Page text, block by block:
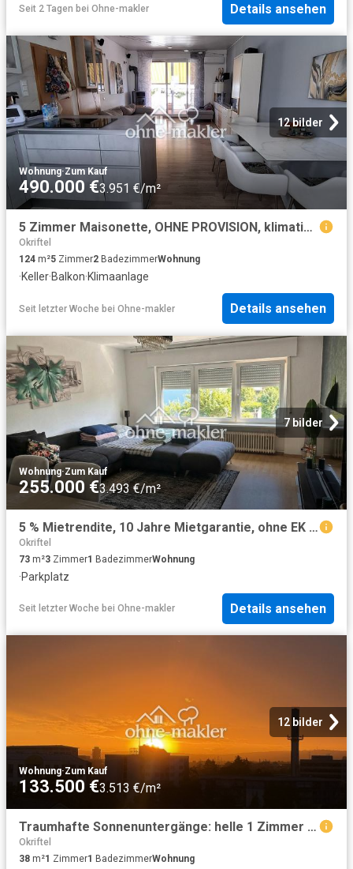
Seit 2 Tagen bei Ohne-makler Details ansehen
12 bilder
Wohnung·Zum Kauf
490.000 €3.951 €/m²
5 Zimmer Maisonette, OHNE PROVISION, klimatisiert
Okriftel
124 m²5 Zimmer2 BadezimmerWohnung
·Keller·Balkon·Klimaanlage
Seit letzter Woche bei Ohne-makler Details ansehen
7 bilder
Wohnung·Zum Kauf
255.000 €3.493 €/m²
5 % Mietrendite, 10 Jahre Mietgarantie, ohne EK möglich – 3 Zi. Wohnung mit Garage in Hattersheim
Okriftel
73 m²3 Zimmer1 BadezimmerWohnung
·Parkplatz
Seit letzter Woche bei Ohne-makler Details ansehen
12 bilder
Wohnung·Zum Kauf
133.500 €3.513 €/m²
Traumhafte Sonnenuntergänge: helle 1 Zimmer Wohnung mit Loggia, Aufzug
Okriftel
38 m²1 Zimmer1 BadezimmerWohnung